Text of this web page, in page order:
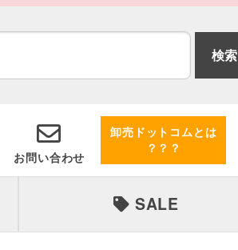
検索
お問い合わせ
卸売ドットコムとは
？？？
SALE